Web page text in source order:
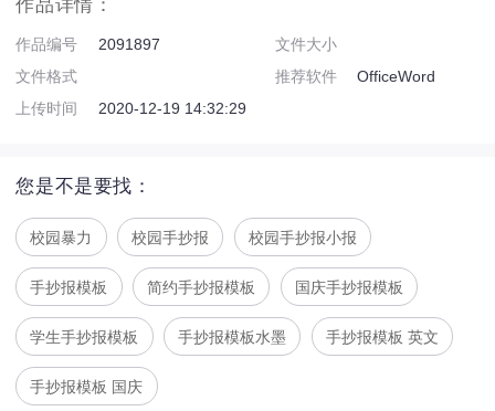
作品详情：
作品编号 2091897
文件大小
文件格式
推荐软件
OfficeWord
上传时间
2020-12-19 14:32:29
您是不是要找：
校园暴力 校园手抄报 校园手抄报小报
手抄报模板 简约手抄报模板 国庆手抄报模板
学生手抄报模板 手抄报模板水墨 手抄报模板 英文
手抄报模板 国庆